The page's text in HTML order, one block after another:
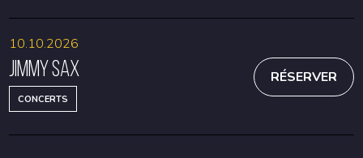
Jimmy Sax
CONCERTS
10.10.2026
RÉSERVER